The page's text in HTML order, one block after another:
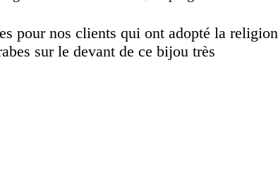
Facebook
Twitter
Pinterest
pour nos clients qui ont adopté la religion
sur le devant de ce bijou très